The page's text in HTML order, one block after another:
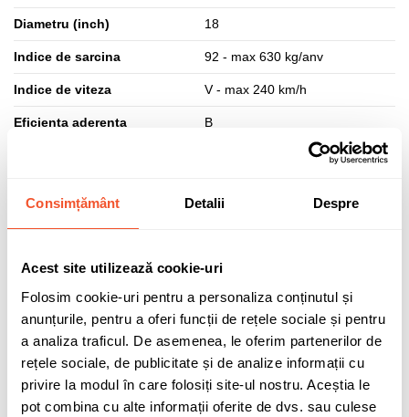
Consimțământ Detalii Despre
Acest site utilizează cookie-uri
Folosim cookie-uri pentru a personaliza conținutul și
anunțurile, pentru a oferi funcții de rețele sociale și pentru
a analiza traficul. De asemenea, le oferim partenerilor de
rețele sociale, de publicitate și de analize informații cu
privire la modul în care folosiți site-ul nostru. Aceștia le
pot combina cu alte informații oferite de dvs. sau culese
Diametru (inch) 18
Indice de sarcina 92 - max 630 kg/anv
Indice de viteza V - max 240 km/h
Eficienta aderenta B
ranforsati pentru a putea sustine
o greutate sporita
Marcaj MS (Mud & Snow)
DA - Anvelopa pentru utilizare pe
noroi si zapada, marcaj specific
anvelopelor de iarna si all